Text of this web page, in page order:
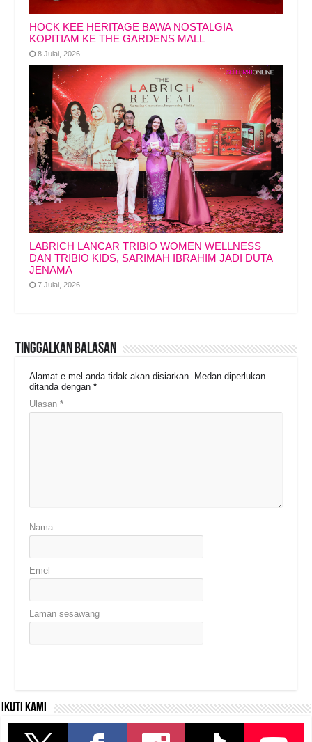
HOCK KEE HERITAGE BAWA NOSTALGIA
KOPITIAM KE THE GARDENS MALL
8 Julai, 2026
LABRICH LANCAR TRIBIO WOMEN WELLNESS
DAN TRIBIO KIDS, SARIMAH IBRAHIM JADI DUTA
JENAMA
7 Julai, 2026
Tinggalkan Balasan
Alamat e-mel anda tidak akan disiarkan.
Medan diperlukan
ditanda dengan*
Ulasan*
Nama
Emel
Laman sesawang
Ikuti kami